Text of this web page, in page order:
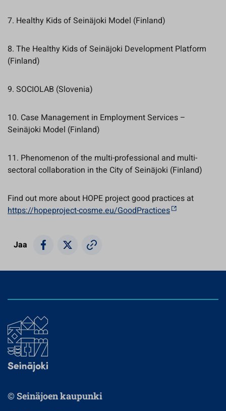
7. Healthy Kids of Seinäjoki Model (Finland)
8. The Healthy Kids of Seinäjoki Development Platform
(Finland)
9. SOCIOLAB (Slovenia)
10. Case Management in Employment Services –
Seinäjoki Model (Finland)
11. Phenomenon of the multi-professional and multi-
sectoral collaboration in the City of Seinäjoki (Finland)
Find out more about HOPE project good practices at
https://hopeproject-cosme.eu/GoodPractices
Jaa
© Seinäjoen kaupunki